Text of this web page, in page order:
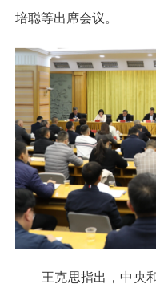
培聪等出席会议。
王克思指出，中央和